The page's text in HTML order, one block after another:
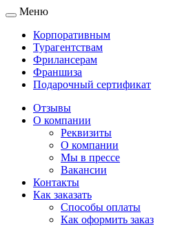
Toggle
navigation
Меню
Корпоративным
Турагентствам
Фрилансерам
Франшиза
Подарочный сертификат
Отзывы
О компании
Реквизиты
О компании
Мы в прессе
Вакансии
Контакты
Как заказать
Способы оплаты
Как оформить заказ